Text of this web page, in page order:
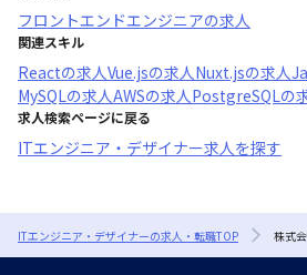
フロントエンドエンジニアの求人
関連スキル
Reactの求人Vue.jsの求人 Nuxt.jsの求人
MySQLの求人AWSの求人 PostgreSQLの
求人検索ページに戻る
ITエンジニア・デザイナー求人を探す
ITエンジニア・デザイナーの求人・転職TOP 株式